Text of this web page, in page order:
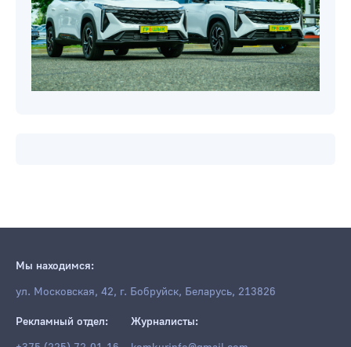
Мы находимся:
ул. Московская, 42, г. Бобруйск, Беларусь, 213826
Рекламный отдел:
Журналисты: